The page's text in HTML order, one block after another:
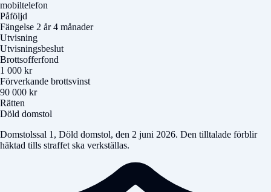
mobiltelefon
Påföljd
Fängelse 2 år 4 månader
Utvisning
Utvisningsbeslut
Brottsofferfond
1 000 kr
Förverkande brottsvinst
90 000 kr
Rätten
Döld domstol
Domstolssal 1, Döld domstol, den 2 juni 2026. Den tilltalade förblir
häktad tills straffet ska verkställas.